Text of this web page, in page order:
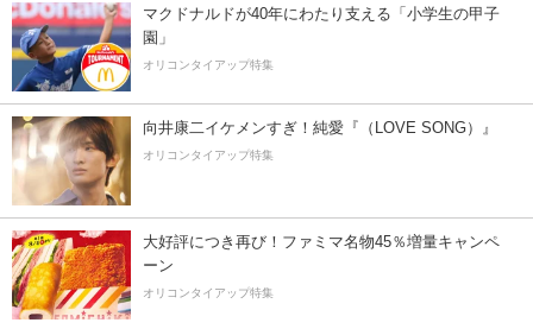
マクドナルドが40年にわたり支える「小学生の甲子
園」
オリコンタイアップ特集
向井康二イケメンすぎ！純愛『（LOVE SONG）』
オリコンタイアップ特集
大好評につき再び！ファミマ名物45％増量キャンペ
ーン
オリコンタイアップ特集